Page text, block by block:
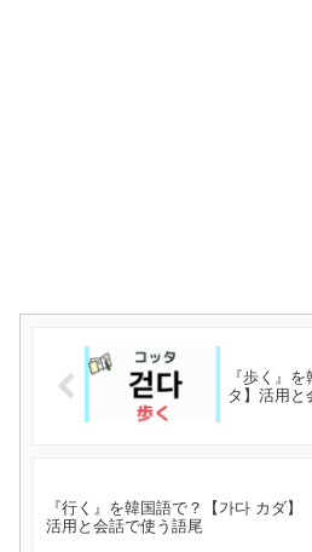
『歩く』
タ】活用と
『行く』を韓国語で？【가다 カダ】
活用と会話で使う語尾